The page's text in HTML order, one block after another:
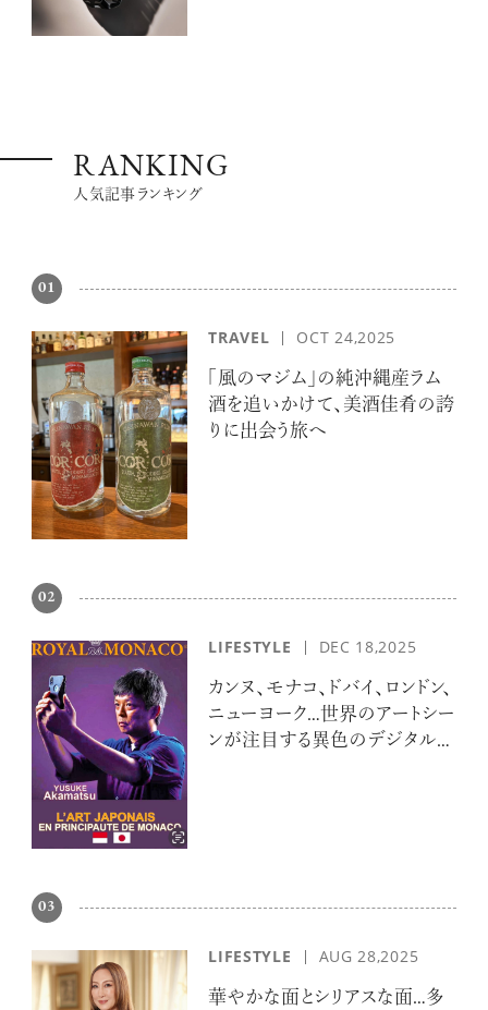
RANKING
人気記事ランキング
01
TRAVEL OCT 24,2025
「風のマジム」の純沖縄産ラム
酒を追いかけて、美酒佳肴の誇
りに出会う旅へ
02
LIFESTYLE DEC 18,2025
カンヌ、モナコ、ドバイ、ロンドン、
ニューヨーク…世界のアートシー
ンが注目する異色のデジタルア
03
LIFESTYLE AUG 28,2025
華やかな面とシリアスな面…多